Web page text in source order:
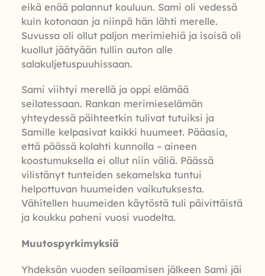
eikä enää palannut kouluun. Sami oli vedessä
kuin kotonaan ja niinpä hän lähti merelle.
Suvussa oli ollut paljon merimiehiä ja isoisä oli
kuollut jäätyään tullin auton alle
salakuljetuspuuhissaan.
Sami viihtyi merellä ja oppi elämää
seilatessaan. Rankan merimieselämän
yhteydessä päihteetkin tulivat tutuiksi ja
Samille kelpasivat kaikki huumeet. Pääasia,
että päässä kolahti kunnolla – aineen
koostumuksella ei ollut niin väliä. Päässä
vilistänyt tunteiden sekamelska tuntui
helpottuvan huumeiden vaikutuksesta.
Vähitellen huumeiden käytöstä tuli päivittäistä
ja koukku paheni vuosi vuodelta.
Muutospyrkimyksiä
Yhdeksän vuoden seilaamisen jälkeen Sami jäi